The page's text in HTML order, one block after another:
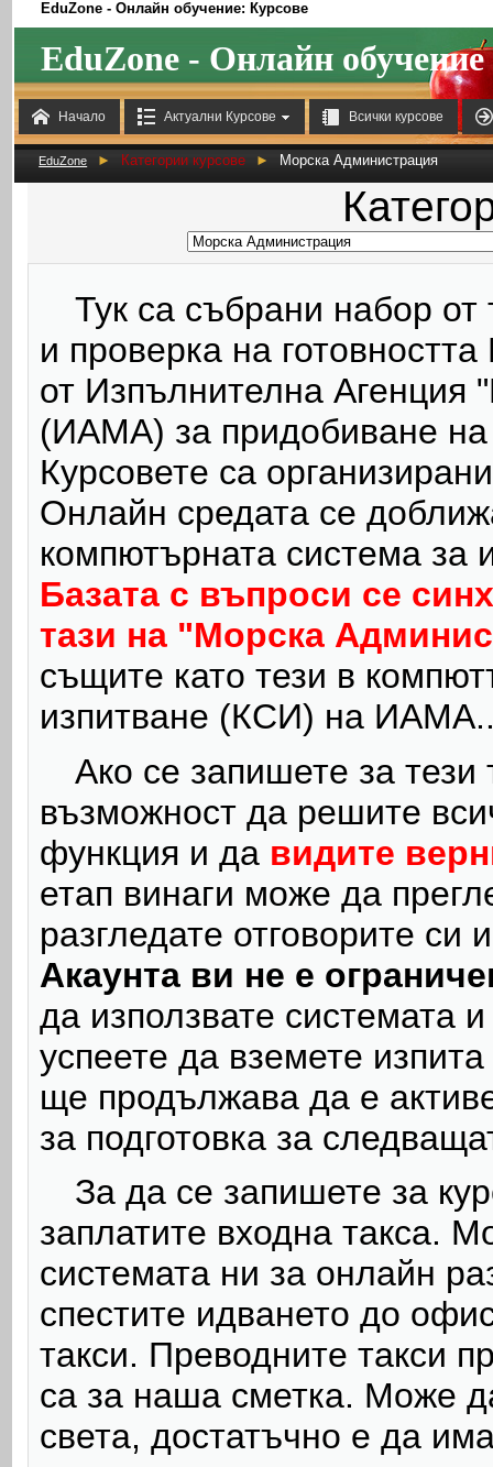
 Начало  Актуални Курсове  Всички курсове 
EduZone - Онлайн обучение: Курсове
EduZone - Онлайн обучение
EduZone ► Категории курсове ► Морска Администрация
Тук са събрани набор от
и проверка на
от Изпълнителна Агенция
(ИАМА) за придобиване на
Курсовете са
Онлайн средата се
компютърната система
Базата с въпроси се
тази на "Морска
същите катотези в
изпитване (КСИ) на ИАМА.
Ако се запишете за
възможност да решите
функция и да видите
етап винаги може да
разгледате отговорите си
Акаунта ви не е
да използвате системата
успеете да вземете
ще продължава да е ак
за подготовка за
За да се запишете за
заплатите входна такса.
системата ни за онлайн
спестите идването до
такси. Преводните такси
са за наша сметка. Може
света, достатъчно е да